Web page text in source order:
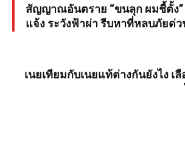
สัญญาณอันตราย “ขนลุก ผมชี้ตั้ง”
แจ้ง ระวังฟ้าผ่า รีบหาที่หลบภัยด่ว
เนยเทียมกับเนยแท้ต่างกันยังไง เ